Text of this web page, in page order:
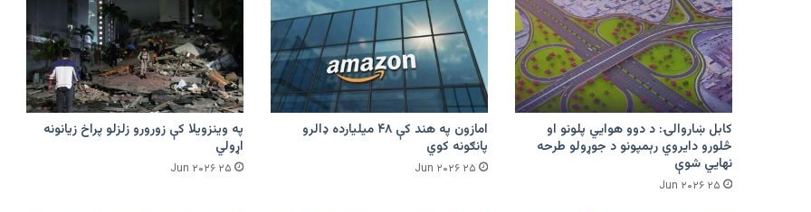
کابل ښاروالۍ: د دوو هوايي پلونو او
څلورو دایروي رېمپونو د جوړولو طرحه
نهایي شوې
۲۵ Jun ۲۰۲۶
امازون په هند کې ۴۸ میلیارده ډالرو
پانګونه کوي
۲۵ Jun ۲۰۲۶
په وینزویلا کې زورورو زلزلو پراخ زیانونه
اړولي
۲۵ Jun ۲۰۲۶